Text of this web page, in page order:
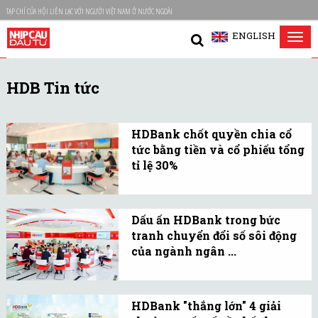
TẠP CHÍ CỦA HỘI LIÊN LẠC VỚI NGƯỜI VIỆT NAM Ở NƯỚC NGOÀI
ENGLISH
HDB Tin tức
HDBank chốt quyền chia cổ
tức bằng tiền và cổ phiếu tổng
tỉ lệ 30%
hàng chia cổ tức cao nhất
năm 2024.
Dấu ấn HDBank trong bức
tranh chuyển đổi số sôi động
của ngành ngân ...
2024”, HDBank đã giới
HDBank "thắng lớn" 4 giải